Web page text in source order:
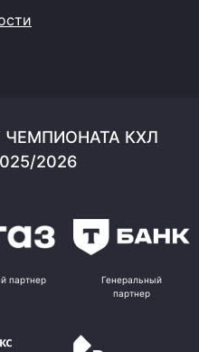
КХЛ
2026
партнер
Генеральный
партнер